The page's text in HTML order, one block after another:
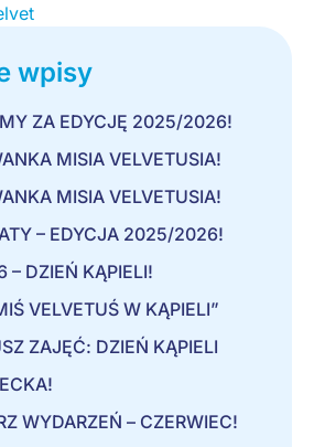
wpisy
ZA EDYCJĘ 2025/2026!
MISIA VELVETUSIA!
MISIA VELVETUSIA!
– EDYCJA 2025/2026!
– DZIEŃ KĄPIELI!
VELVETUŚ W KĄPIELI”
ZAJĘĆ: DZIEŃ KĄPIELI
WYDARZEŃ – CZERWIEC!